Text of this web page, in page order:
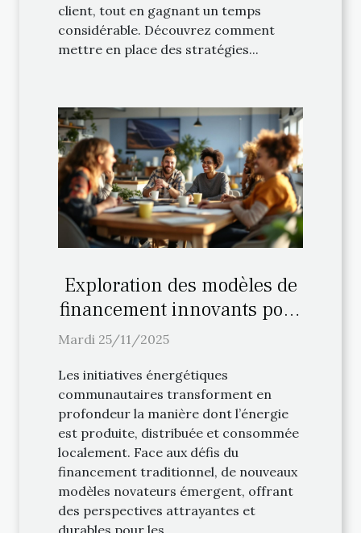
client, tout en gagnant un temps
considérable. Découvrez comment
mettre en place des stratégies...
Exploration des modèles de
financement innovants pour
les initiatives énergétiques
Mardi 25/11/2025
Les initiatives énergétiques
communautaires transforment en
profondeur la manière dont l’énergie
est produite, distribuée et consommée
localement. Face aux défis du
financement traditionnel, de nouveaux
modèles novateurs émergent, offrant
des perspectives attrayantes et